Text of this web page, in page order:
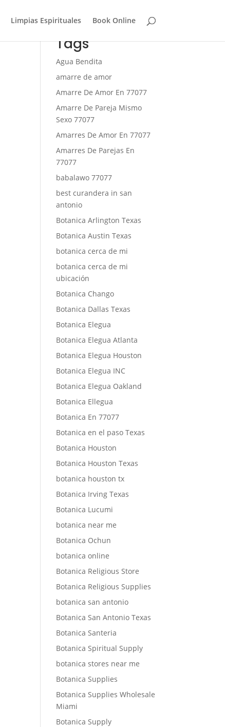
Limpias Espirituales Book Online
Tags
Agua Bendita
amarre de amor
Amarre De Amor En 77077
Amarre De Pareja Mismo
Sexo 77077
Amarres De Amor En 77077
Amarres De Parejas En
77077
babalawo 77077
best curandera in san
antonio
Botanica Arlington Texas
Botanica Austin Texas
botanica cerca de mi
botanica cerca de mi
ubicación
Botanica Chango
Botanica Dallas Texas
Botanica Elegua
Botanica Elegua Atlanta
Botanica Elegua Houston
Botanica Elegua INC
Botanica Elegua Oakland
Botanica Ellegua
Botanica En 77077
Botanica en el paso Texas
Botanica Houston
Botanica Houston Texas
botanica houston tx
Botanica Irving Texas
Botanica Lucumi
botanica near me
Botanica Ochun
botanica online
Botanica Religious Store
Botanica Religious Supplies
botanica san antonio
Botanica San Antonio Texas
Botanica Santeria
Botanica Spiritual Supply
botanica stores near me
Botanica Supplies
Botanica Supplies Wholesale
Miami
Botanica Supply